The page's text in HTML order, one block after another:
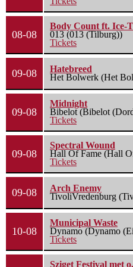
08-08
Body Count ft. Ice-T
013 (013 (Tilburg))
Tickets
09-08
Hatebreed
Het Bolwerk (Het
09-08
Midnight
Bibelot (Bibelot
Tickets
09-08
Spectral Wound
Hall Of Fame (Hall
Tickets
09-08
Arch Enemy
TivoliVredenburg
10-08
Municipal Waste
Dynamo (Dynamo
Tickets
Sziget Festival met